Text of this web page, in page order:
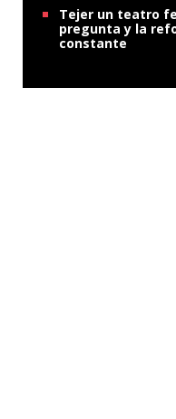
Tejer un teatro
pregunta y la
constante